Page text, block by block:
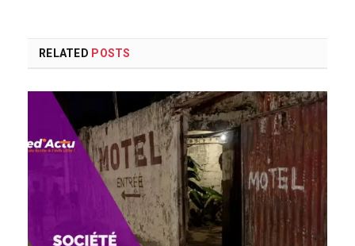
RELATED POSTS